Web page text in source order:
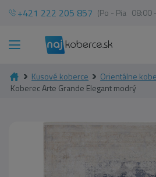
+421 222 205 857 (Po - Pia 08:00
Kusové koberce
Orientálne
Koberec Arte Grande Elegant modrý